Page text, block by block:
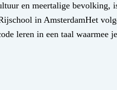
en meertalige bevolking,
in AmsterdamHet
leren in een taal waarmee